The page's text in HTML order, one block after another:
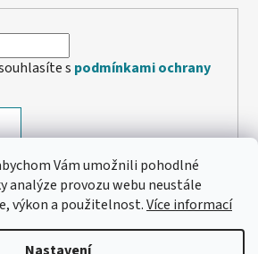
Vám umožnili pohodlné
analýze provozu webu neustále
výkon a použitelnost.Více informací
s podmínkami ochrany